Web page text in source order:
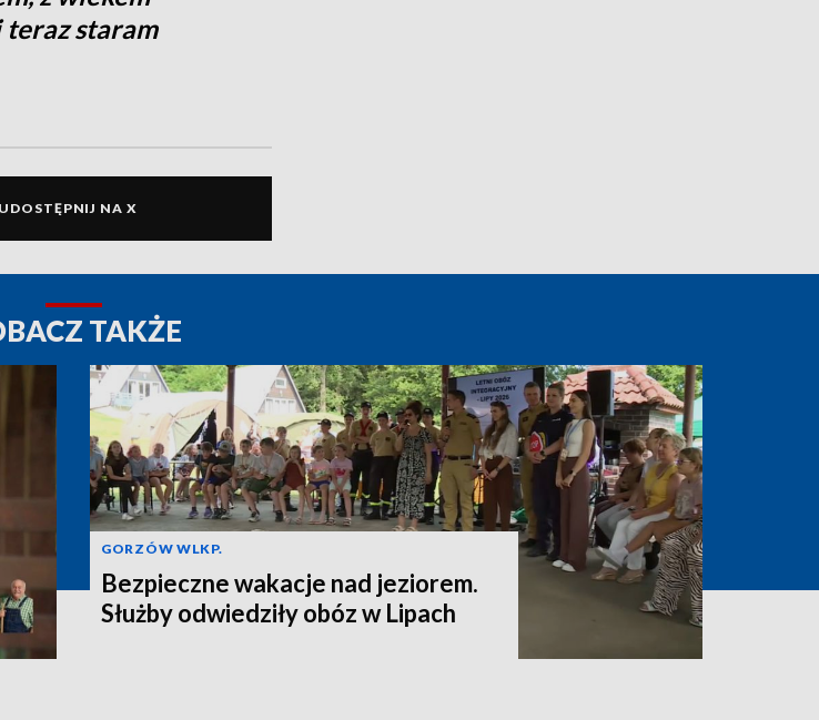
staram
UDOSTĘPNIJ NA X
TAKŻE
GORZÓW WLKP.
Bezpieczne wakacje nad jeziorem.
Służby odwiedziły obóz w Lipach